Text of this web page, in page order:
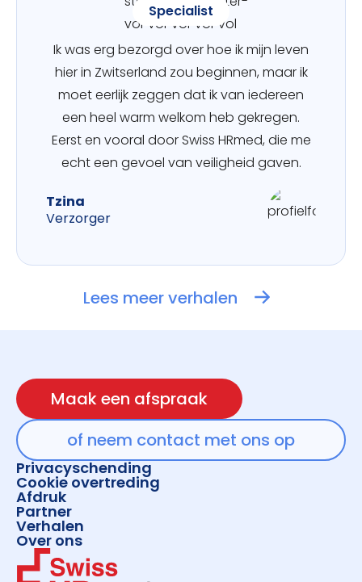
Specialist
Ik was erg bezorgd over hoe ik mijn leven
hier in Zwitserland zou beginnen, maar ik
moet eerlijk zeggen dat ik van iedereen
een heel warm welkom heb gekregen.
Eerst en vooral door Swiss HRmed, die me
echt een gevoel van veiligheid gaven.
Tzina
Verzorger
Lees meer verhalen
Partner
Verhalen
Over ons
Privacyschending
Cookie overtreding
Afdruk
Maak een afspraak
of neem contact met ons op